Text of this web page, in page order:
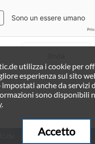
utilizza i cookie per
esperienza sul sito
impostati anche da servizi
sono disponibili
.
Accetto